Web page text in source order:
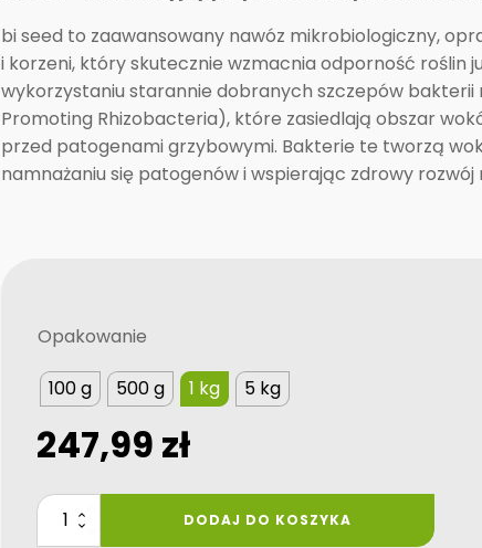
bi seed to zaawansowany nawóz mikrobiologiczny,
i korzeni, który skutecznie wzmacnia odporność roślin
wykorzystaniu starannie dobranych szczepów bakterii
Promoting Rhizobacteria), które zasiedlają obszar
przed patogenami grzybowymi. Bakterie te tworzą
namnażaniu się patogenów i wspierając zdrowy rozwój
Opakowanie
100 g 500 g 1 kg 5 kg
247,99 zł
ilość
DODAJ DO KOSZYKA